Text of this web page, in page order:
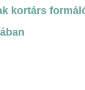
kortárs